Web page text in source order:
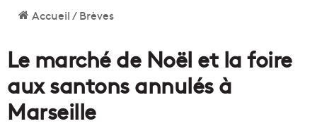
Accueil/Brèves
Le marché de Noël et la foire
aux santons annulés à
Marseille